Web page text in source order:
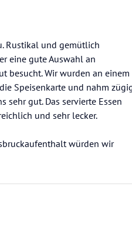
Rustikal und gemütlich
eine gute Auswahl an
besucht. Wir wurden an einem
Speisenkarte und nahm
sehr gut. Das servierte Essen
und sehr lecker.
würden wir